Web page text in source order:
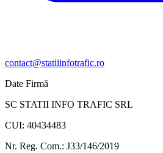
contact@statiiinfotrafic.ro
Date Firmă
SC STATII INFO TRAFIC SRL
CUI: 40434483
Nr. Reg. Com.: J33/146/2019